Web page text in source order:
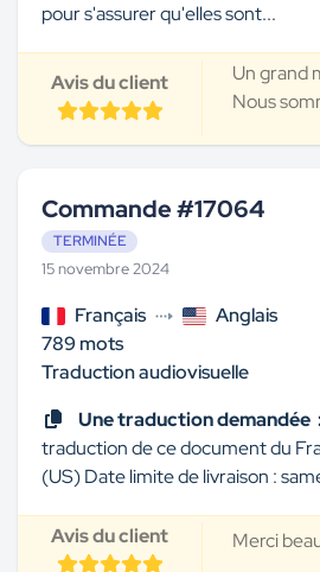
pour s'assurer qu'elles sont...
Avis du client
Un grand
Nous
Commande #17064
TERMINÉE
15 novembre 2024
Français
Anglais
789 mots
Traduction audiovisuelle
Une traduction demandée
traduction de ce document du
(US) Date limite de livraison :
Avis du client Merci